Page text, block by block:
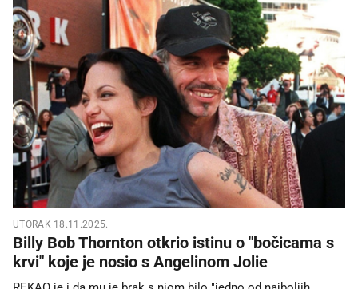
UTORAK 18.11.2025.
Billy Bob Thornton otkrio istinu o "bočicama s
krvi" koje je nosio s Angelinom Jolie